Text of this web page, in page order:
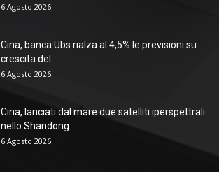
6 Agosto 2026
Cina, banca Ubs rialza al 4,5% le previsioni su
crescita del...
6 Agosto 2026
Cina, lanciati dal mare due satelliti iperspettrali
nello Shandong
6 Agosto 2026